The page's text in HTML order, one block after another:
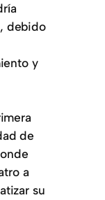
debido
y
de
a
su